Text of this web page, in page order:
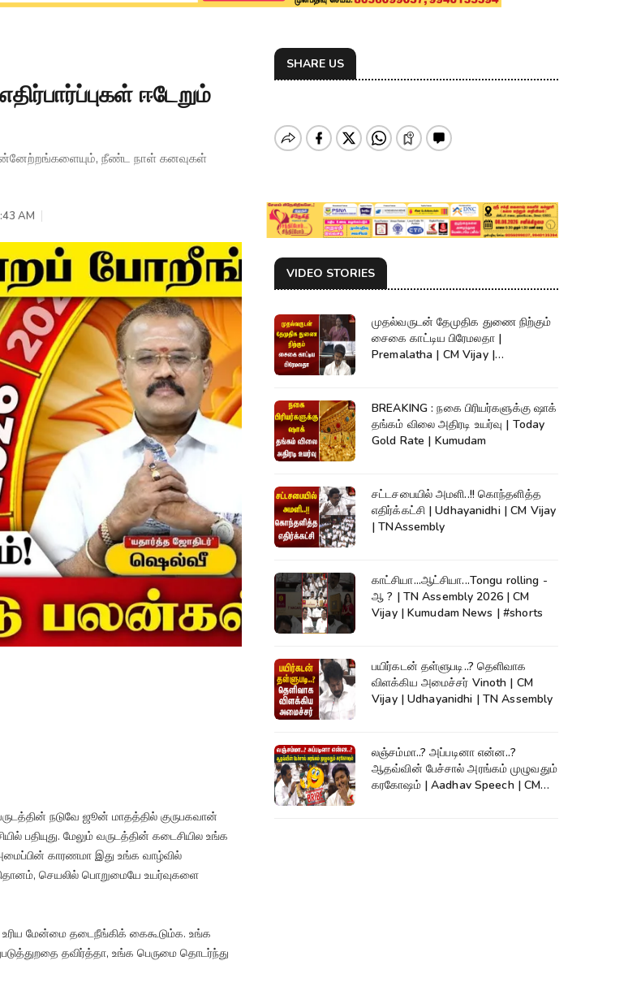
ஈடேறும்
நீண்ட நாள் கனவுகள்
AM
நடுவே ஜூன் மாதத்தில் குருபகவான்
பதியுது. மேலும் வருடத்தின் கடைசியில உங்க
காரணமா இது உங்க வாழ்வில்
செயலில் பொறுமையே உயர்வுகளை
மேன்மை தடைநீங்கிக் கைகூடும்க. உங்க
தவிர்த்தா, உங்க பெருமை தொடர்ந்து
SHARE US
VIDEO STORIES
முதல்வருடன் தேமுதிக துணை நிற்கும்
சைகை காட்டிய பிரேமலதா |
Premalatha | CM Vijay |
BREAKING : நகை பிரியர்களுக்கு ஷாக்
தங்கம் விலை அதிரடி உயர்வு | Today
Gold Rate | Kumudam
சட்டசபையில் அமளி..!! கொந்தளித்த
எதிர்க்கட்சி | Udhayanidhi | CM Vijay
| TNAssembly
காட்சியா...ஆட்சியா...Tongu rolling -
ஆ ? | TN Assembly 2026 | CM
Vijay | Kumudam News | #shorts
பயிர்கடன் தள்ளுபடி..? தெளிவாக
விளக்கிய அமைச்சர் Vinoth | CM
Vijay | Udhayanidhi | TN Assembly
லஞ்சம்மா..? அப்படினா என்ன..?
ஆதவ்வின் பேச்சால் அரங்கம் முழுவதும்
கரகோஷம் | Aadhav Speech | CM